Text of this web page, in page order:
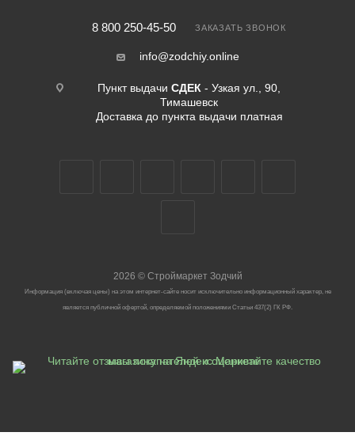
8 800 250-45-50 ЗАКАЗАТЬ ЗВОНОК
info@zodchiy.online
Пункт выдачи СДЕК - Узкая ул., 90,
Тимашевск
Доставка до пункта выдачи платная
2026 ©Строймаркет Зодчий
Информация (включая цены) на этом интернет-сайте носит исключительно информационный характер, не
является публичной офертой, определяемой положениями Статьи 437(2) ГК РФ.